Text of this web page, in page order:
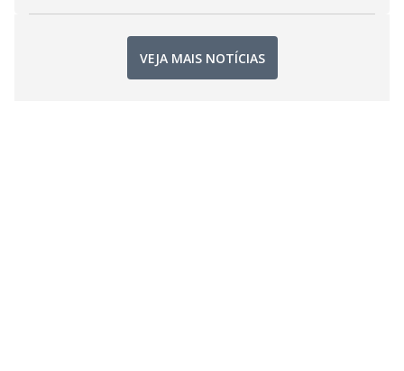
VEJA MAIS NOTÍCIAS